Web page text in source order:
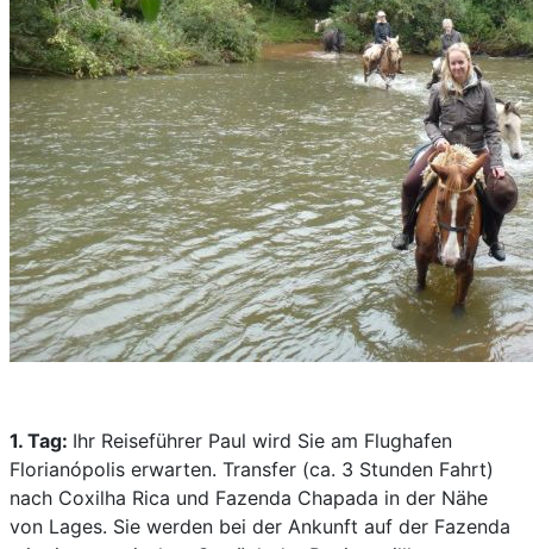
1. Tag: Ihr Reiseführer Paul wird Sie am Flughafen
Florianópolis erwarten. Transfer (ca. 3 Stunden Fahrt)
nach Coxilha Rica und Fazenda Chapada in der Nähe
von Lages. Sie werden bei der Ankunft auf der Fazenda